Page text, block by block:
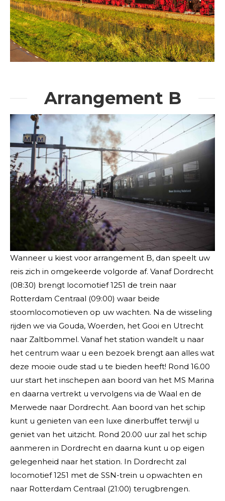
Arrangement B
Wanneer u kiest voor arrangement B, dan speelt uw
reis zich in omgekeerde volgorde af. Vanaf Dordrecht
(08:30) brengt locomotief 1251 de trein naar
Rotterdam Centraal (09:00) waar beide
stoomlocomotieven op uw wachten. Na de wisseling
rijden we via Gouda, Woerden, het Gooi en Utrecht
naar Zaltbommel. Vanaf het station wandelt u naar
het centrum waar u een bezoek brengt aan alles wat
deze mooie oude stad u te bieden heeft! Rond 16.00
uur start het inschepen aan boord van het MS Marina
en daarna vertrekt u vervolgens via de Waal en de
Merwede naar Dordrecht. Aan boord van het schip
kunt u genieten van een luxe dinerbuffet terwijl u
geniet van het uitzicht. Rond 20.00 uur zal het schip
aanmeren in Dordrecht en daarna kunt u op eigen
gelegenheid naar het station. In Dordrecht zal
locomotief 1251 met de SSN-trein u opwachten en
naar Rotterdam Centraal (21:00) terugbrengen.